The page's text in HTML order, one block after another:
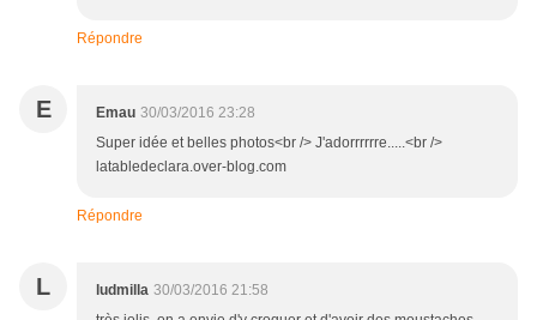
Répondre
E Emau 30/03/2016 23:28
Super idée et belles photos<br /> J'adorrrrrre.....<br />
latabledeclara.over-blog.com
Répondre
L ludmilla 30/03/2016 21:58